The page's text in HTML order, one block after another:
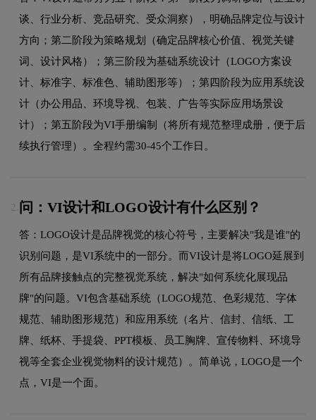
谈、行业分析、竞品研究、受众洞察），明确品牌定位与设计
方向；第二阶段为策略规划（确定品牌核心价值、视觉关键
词、设计风格）；第三阶段为基础系统设计（LOGO方案设
计、标准字、标准色、辅助图形等）；第四阶段为应用系统设
计（办公用品、环境导视、包装、广告等实际应用场景设
计）；第五阶段为VI手册编制（将所有规范整理成册，便于后
续执行管理）。全程约需30-45个工作日。
2. 问：VI设计和LOGO设计有什么区别？
答：LOGO设计是品牌视觉的核心符号，主要解决"我是谁"的
识别问题，是VI系统中的一部分。而VI设计是将LOGO延展到
所有品牌接触点的完整视觉系统，解决"如何系统化展现品
牌"的问题。VI包含基础系统（LOGO规范、色彩规范、字体
规范、辅助图形规范）和应用系统（名片、信封、信纸、工
牌、纸杯、手提袋、PPT模板、员工胸牌、宣传物料、环境导
视等全套企业视觉物料的设计规范）。简单说，LOGO是一个
点，VI是一个面。